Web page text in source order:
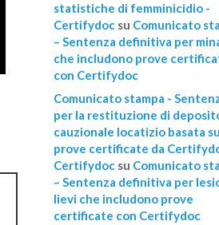
statistiche di femminicidio -
Certifydocsu Comunicato
– Sentenza definitiva per
che includono prove
con Certifydoc
Comunicato stampa -
per la restituzione di
cauzionale locatizio basata su
prove certificate da
Certifydocsu Comunicato
– Sentenza definitiva per
lievi che includono prove
certificate con Certifydoc